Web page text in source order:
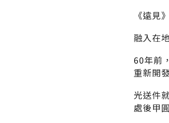
《遠見
融入在
60年前
重新開
光送件
處後甲